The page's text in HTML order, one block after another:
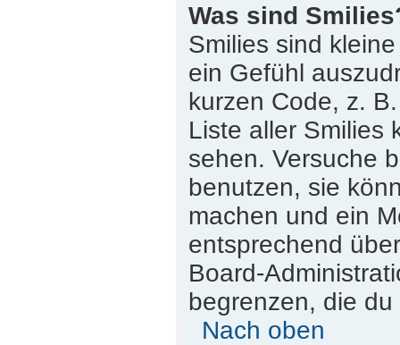
Was sind
Smilies sind
ein Gefühl
kurzen Code, z.
Liste aller Smilies
sehen. Versuche
benutzen, sie
machen und ein
entsprechend
Board-
begrenzen, die
Nach oben